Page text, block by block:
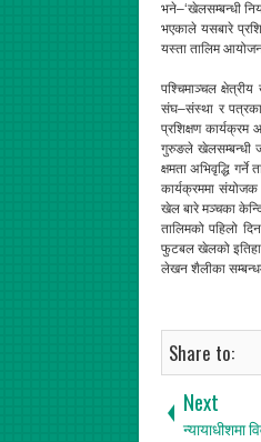
भने–‘खेलसम्बन्धी
भएकाले यसबारे
यस्ता तालिम
पश्चिमाञ्चल
संघ–संस्था र
प्रशिक्षण
गुरुङले खेलसम्बन्धी
क्षमता अभिवृद्धि
कार्यक्रममा
खेल बारे मञ्चका
तालिमको पहिलो
फुटबल खेलको
लेखन शैलीका
Share to:
Next
न्यायाधीशमा